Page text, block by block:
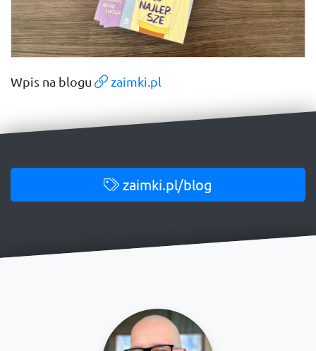
Wpis na blogu zaimki.pl
zaimki.pl/blog